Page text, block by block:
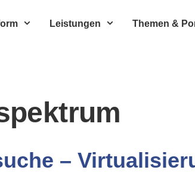
Leistungen Themen &
–